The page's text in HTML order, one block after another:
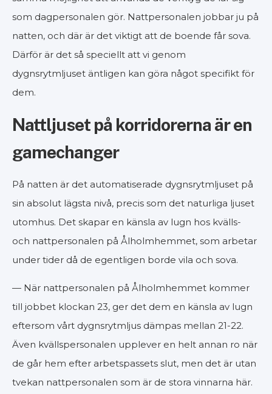
som dagpersonalen gör. Nattpersonalen jobbar ju på
natten, och där är det viktigt att de boende får sova.
Därför är det så speciellt att vi genom
dygnsrytmljuset äntligen kan göra något specifikt för
dem.
Nattljuset på korridorerna är en
gamechanger
På natten är det automatiserade dygnsrytmljuset på
sin absolut lägsta nivå, precis som det naturliga ljuset
utomhus. Det skapar en känsla av lugn hos kvälls-
och nattpersonalen på Ålholmhemmet, som arbetar
under tider då de egentligen borde vila och sova.
— När nattpersonalen på Ålholmhemmet kommer
till jobbet klockan 23, ger det dem en känsla av lugn
eftersom vårt dygnsrytmljus dämpas mellan 21-22.
Även kvällspersonalen upplever en helt annan ro när
de går hem efter arbetspassets slut, men det är utan
tvekan nattpersonalen som är de stora vinnarna här.